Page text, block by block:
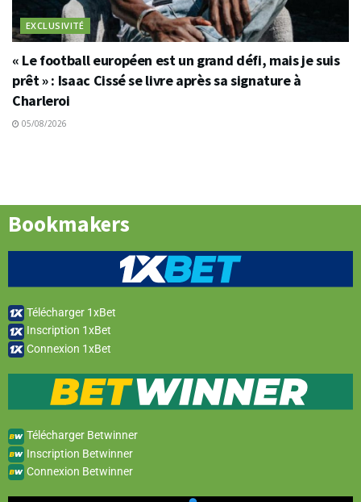
EXCLUSIVITÉ
« Le football européen est un grand défi, mais je suis
prêt » : Isaac Cissé se livre après sa signature à
Charleroi
05/08/2026
Bookmakers
Télécharger 1xBet
Inscription 1xBet
Connexion 1xBet
Télécharger Betwinner
Inscription Betwinner
Connexion Betwinner